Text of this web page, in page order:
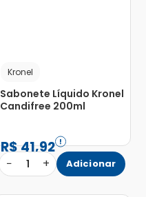
Kronel
Sabonete Líquido Kronel
Candifree 200ml
R$41,92
− 1 + Adicionar